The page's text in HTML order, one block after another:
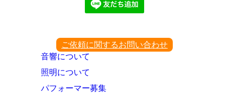
ご依頼に関するお問い合わせ
音響について
照明について
パフォーマー募集